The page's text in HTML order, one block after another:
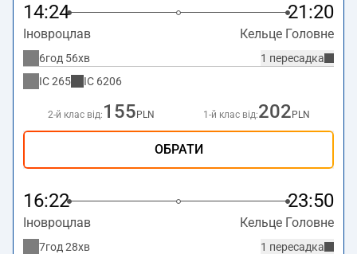
14:24 21:20
Іновроцлав Кельце Головне
1 пересадка
6год 56хв
IC265 IC 6206
2-й клас від: 155 PLN 1-й клас від:202 PLN
ОБРАТИ
16:22 23:50
Іновроцлав Кельце Головне
1 пересадка
7год 28хв